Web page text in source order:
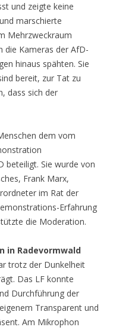
und zeigte keine
marschierte
Mehrzweckraum
die Kameras der AfD-
hinaus spähten. Sie
bereit, zur Tat zu
dass sich der
dem vom
beteiligt. Sie wurde von
Frank Marx,
im Rat der
Erfahrung
die Moderation.
in Radevormwald
trotz der Dunkelheit
Das LF konnte
Durchführung der
Transparent und
Am Mikrophon